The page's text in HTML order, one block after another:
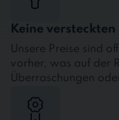
Keine versteckten
Unsere Preise sind
vorher, was auf der
Überraschungen